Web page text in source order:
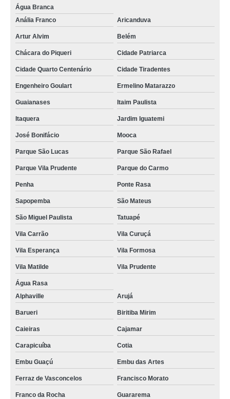
banner de lona Alto da Lapa
banner de lona Sumaré
orçamento de banner lona fosca Pirapora do Bom Jesus
banner em lona personalizada valor São Miguel Paulista
lojas de banner lona com ilhós Embu Guaçú
lojas de banner lona com ilhós Vila Nova Conceição
orçamento de banner em lona personalizada Ilha Comprida
Água Branca
Anália Franco
Aricanduva
Artur Alvim Belém
Chácara do Piqueri Cidade Patriarca
Cidade Quarto Centenário Cidade Tiradentes
Engenheiro Goulart Ermelino Matarazzo
Guaianases Itaim Paulista
Itaquera Jardim Iguatemi
José Bonifácio Mooca
Parque São Lucas Parque São Rafael
Parque Vila Prudente Parque do Carmo
Penha Ponte Rasa
Sapopemba São Mateus
São Miguel Paulista Tatuapé
Vila Carrão Vila Curuçá
Vila Esperança Vila Formosa
Vila Matilde Vila Prudente
Água Rasa
Alphaville
Arujá
Barueri Biritiba Mirim
Caieiras Cajamar
Carapicuíba Cotia
Embu Guaçú Embu das Artes
Ferraz de Vasconcelos Francisco Morato
Franco da Rocha Guararema